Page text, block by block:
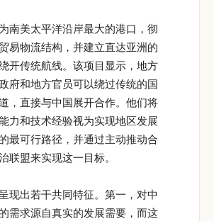
南美太平洋沿岸最大的港口，彻
易物流结构，并建立直达亚洲的
开传统航线。该项目显示，地方
府和地方官员可以绕过传统的国
，直接与中国展开合作。他们将
力和技术经验视为实现地区发展
最可行路径，并通过主动推动合
联盟来实现这一目标。
现出若干共同特征。第一，对中
需求源自真实的发展需要，而这